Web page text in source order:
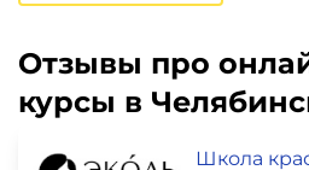
Отзывы про
курсы в
Школа